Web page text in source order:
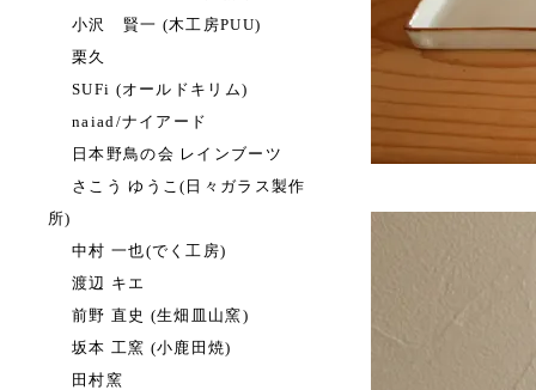
小沢 賢一 (木工房PUU)
栗久
SUFi (オールドキリム)
naiad/ナイアード
日本野鳥の会 レインブーツ
さこう ゆうこ(日々ガラス製作
所)
中村 一也(でく工房)
渡辺 キエ
前野 直史 (生畑皿山窯)
坂本 工窯 (小鹿田焼)
田村窯